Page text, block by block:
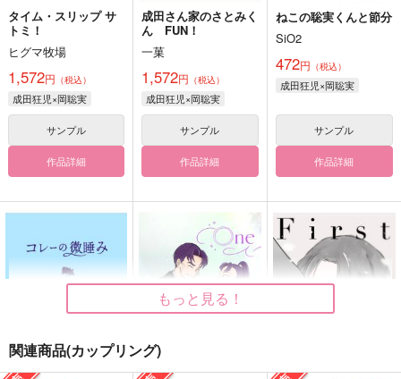
タイム・スリップ サ
トミ！
ヒグマ牧場
1,572円 （税込）
成田狂児×岡聡実
サンプル
作品詳細
成田さん家のさとみく
ん FUN！
一菓
1,572円 （税込）
成田狂児×岡聡実
サンプル
作品詳細
ねこの聡実くんと節分
SiO2
472円 （税込）
成田狂児×岡聡実
サンプル
作品詳細
もっと見る！
関連商品(カップリング)